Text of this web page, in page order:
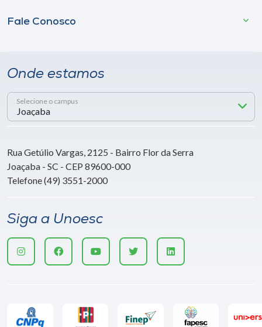
Fale Conosco
Onde estamos
Selecione o campus
Rua Getúlio Vargas, 2125 - Bairro Flor da Serra
Joaçaba - SC - CEP 89600-000
Telefone (49) 3551-2000
Siga a Unoesc